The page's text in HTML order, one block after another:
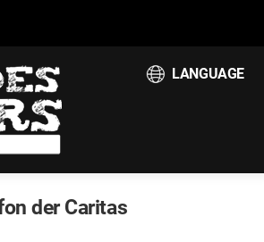
LANGUAGE
der Caritas